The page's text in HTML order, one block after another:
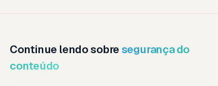
Continue lendo sobre segurança do
conteúdo